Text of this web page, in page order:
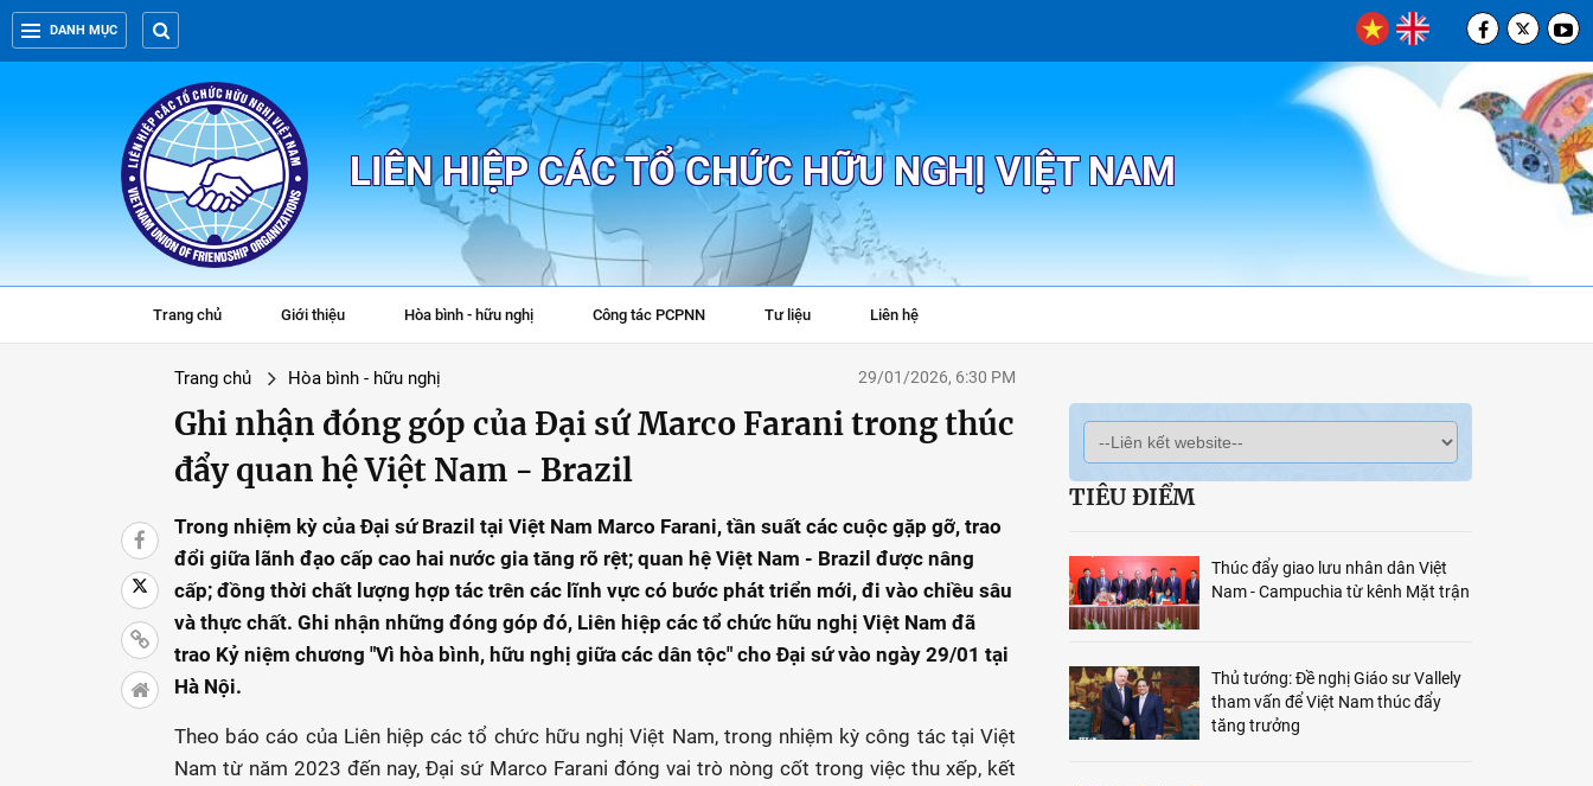
DANH MỤC
LIÊN HIỆP CÁC TỔ CHỨC HỮU NGHỊ VIỆT NAM
Trang chủ Giới thiệu Hòa bình - hữu nghị Công tác PCPNN Tư liệu Liên hệ
Trang chủ Hòa bình - hữu nghị 29/01/2026, 6:30 PM
Ghi nhận đóng góp của Đại sứ Marco Farani trong thúc
đẩy quan hệ Việt Nam - Brazil
Trong nhiệm kỳ của Đại sứ Brazil tại Việt Nam Marco Farani, tần suất các cuộc gặp gỡ, trao
đổi giữa lãnh đạo cấp cao hai nước gia tăng rõ rệt; quan hệ Việt Nam - Brazil được nâng
cấp; đồng thời chất lượng hợp tác trên các lĩnh vực có bước phát triển mới, đi vào chiều sâu
và thực chất. Ghi nhận những đóng góp đó, Liên hiệp các tổ chức hữu nghị Việt Nam đã
trao Kỷ niệm chương "Vì hòa bình, hữu nghị giữa các dân tộc" cho Đại sứ vào ngày 29/01 tại
Hà Nội.
Theo báo cáo của Liên hiệp các tổ chức hữu nghị Việt Nam, trong nhiệm kỳ công tác tại Việt
Nam từ năm 2023 đến nay, Đại sứ Marco Farani đóng vai trò nòng cốt trong việc thu xếp, kết
TIÊU ĐIỂM
Thúc đẩy giao lưu nhân dân Việt
Nam - Campuchia từ kênh Mặt trận
Thủ tướng: Đề nghị Giáo sư Vallely
tham vấn để Việt Nam thúc đẩy
tăng trưởng